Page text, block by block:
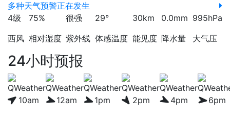
多种天气预警正在发生
4级
西风
75%
相对湿度
很强
紫外线
29°
体感温度
30km
能见度
0.0mm
降水量
995hPa
大气压
24小时预报
10am 12am 1pm 2pm 4pm 6pm